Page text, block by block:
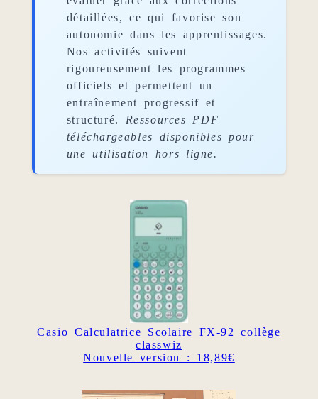
détaillées, ce qui favorise son
autonomie dans les apprentissages.
Nos activités suivent
rigoureusement les programmes
officiels et permettent un
entraînement progressif et
structuré. Ressources PDF
téléchargeables disponibles pour
une utilisation hors ligne.
Casio Calculatrice Scolaire FX-92 collège
classwiz
Nouvelle version : 18,89€